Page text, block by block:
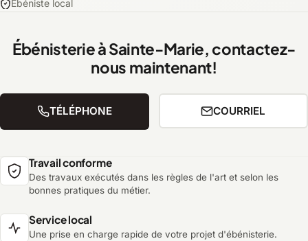
Ébéniste local
Ébénisterie à Sainte-Marie, contactez-
nous maintenant!
TÉLÉPHONE COURRIEL
Travail conforme
Des travaux exécutés dans les règles de l'art et selon les
bonnes pratiques du métier.
Service local
Une prise en charge rapide de votre projet d'ébénisterie.